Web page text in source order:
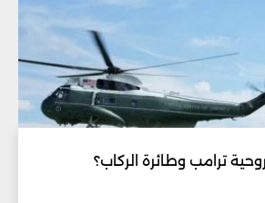
ترامب وطائرة الركاب؟